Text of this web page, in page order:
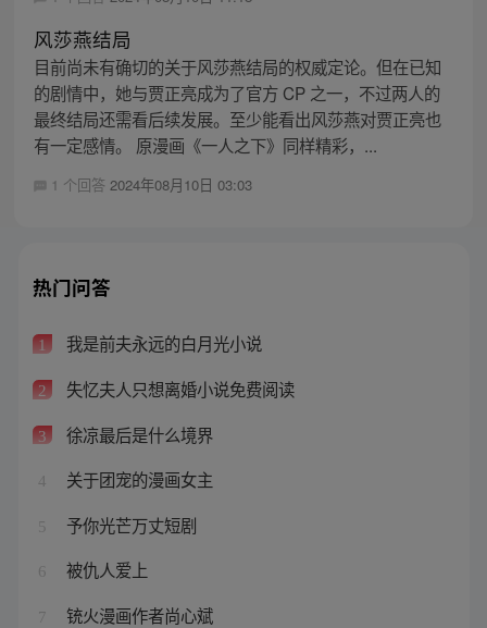
风莎燕结局
目前尚未有确切的关于风莎燕结局的权威定论。但在已知
的剧情中，她与贾正亮成为了官方 CP 之一，不过两人的
最终结局还需看后续发展。至少能看出风莎燕对贾正亮也
有一定感情。 原漫画《一人之下》同样精彩，...
1 个回答 2024年08月10日 03:03
热门问答
1 我是前夫永远的白月光小说
2 失忆夫人只想离婚小说免费阅读
3 徐凉最后是什么境界
4 关于团宠的漫画女主
5 予你光芒万丈短剧
6 被仇人爱上
7 铳火漫画作者尚心斌